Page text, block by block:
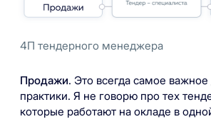
4П тендерного менеджера
Продажи. Это всегда самое важное
практики. Я не говорю про тех
которые работают на окладе в